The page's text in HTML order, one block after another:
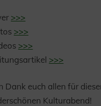
>>>
>>>
>>>
>>>
Dank euch allen für
Kulturabend!